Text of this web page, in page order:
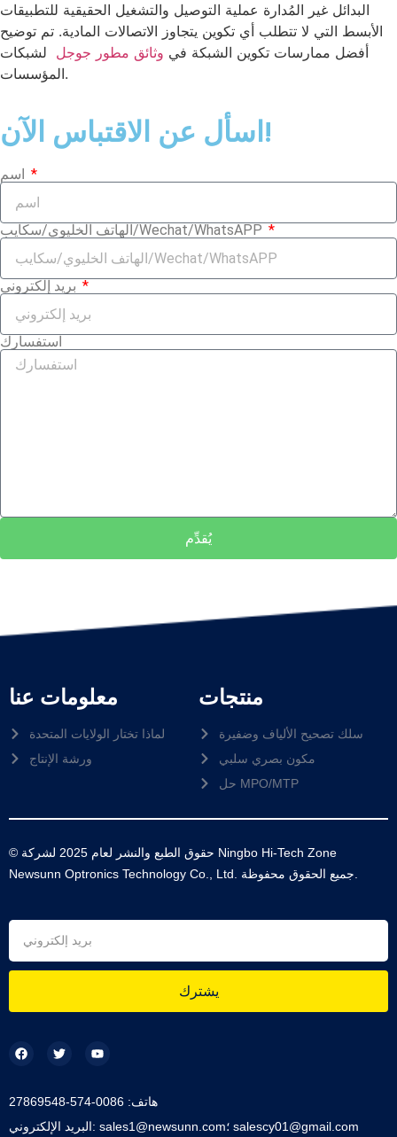
البدائل غير المُدارة عملية التوصيل والتشغيل الحقيقية للتطبيقات
الأبسط التي لا تتطلب أي تكوين يتجاوز الاتصالات المادية. تم توضيح
أفضل ممارسات تكوين الشبكة في وثائق مطور جوجل لشبكات
المؤسسات.
اسأل عن الاقتباس الآن!
الهاتف الخليوي/سكايب/Wechat/WhatsAPP
استفسارك
يُقدِّم
معلومات عنا
لماذا تختار الولايات المتحدة
ورشة الإنتاج
منتجات
سلك تصحيح الألياف وضفيرة
مكون بصري سلبي
حل MPO/MTP
© حقوق الطبع والنشر لعام 2025 لشركة Ningbo Hi-Tech Zone
يشترك
البريد الإلكتروني: sales1@newsunn.com؛ salescy01@gmail.com